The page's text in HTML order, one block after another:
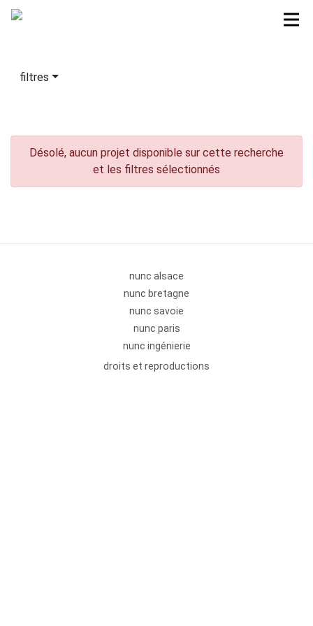
filtres
Désolé, aucun projet disponible sur cette recherche
et les filtres sélectionnés
nunc alsace
nunc bretagne
nunc savoie
nunc paris
nunc ingénierie
droits et reproductions